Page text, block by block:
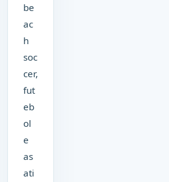
be
ac
h
soc
cer,
fut
eb
ol
e
as
ati